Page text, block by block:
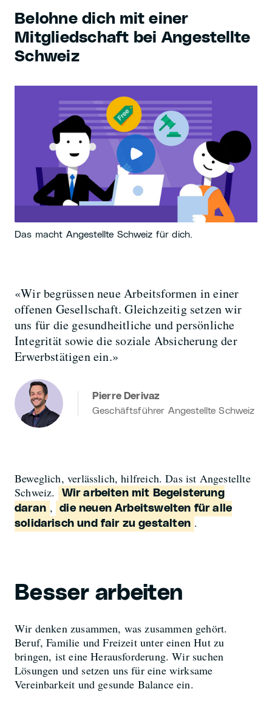
Belohne dich mit einer
Mitgliedschaft bei Angestellte
Schweiz
Das macht Angestellte Schweiz für dich.
«Wir begrüssen neue Arbeitsformen in einer
offenen Gesellschaft. Gleichzeitig setzen wir
uns für die gesundheitliche und persönliche
Integrität sowie die soziale Absicherung der
Erwerbstätigen ein.»
Pierre Derivaz
Geschäftsführer Angestellte Schweiz
Beweglich, verlässlich, hilfreich. Das ist Angestellte
Schweiz.
Wir arbeiten mit Begeisterung
daran ,
die neuen Arbeitswelten für alle
solidarisch und fair zu gestalten .
Besser arbeiten
Wir denken zusammen, was zusammen gehört.
Beruf, Familie und Freizeit unter einen Hut zu
bringen, ist eine Herausforderung. Wir suchen
Lösungen und setzen uns für eine wirksame
Vereinbarkeit und gesunde Balance ein.